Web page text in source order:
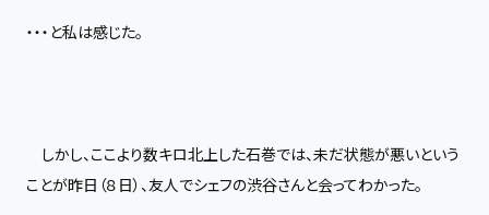
・・・と私は感じた。
しかし、ここより数キロ北上した石巻では、未だ状態が悪いという
ことが昨日（８日）、友人でシェフの渋谷さんと会ってわかった。